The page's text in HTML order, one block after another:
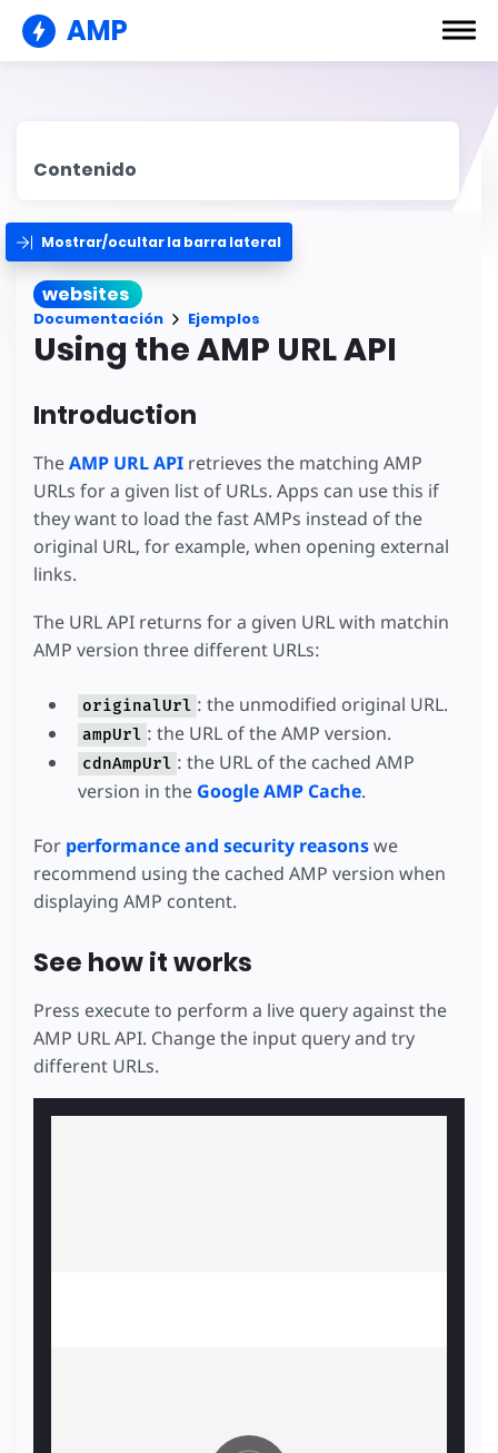
AMP
Contenido
Mostrar/ocultar la barra lateral
websites
Documentación Ejemplos
Using the AMP URL API
Introduction
TheAMP URL API retrieves the matching AMP
URLs for a given list of URLs. Apps can use this if
they want to load the fast AMPs instead of the
original URL, for example, when opening external
links.
The URL API returns for a given URL with matchin
AMP version three different URLs:
originalUrl : the unmodified original URL.
ampUrl : the URL of the AMP version.
cdnAmpUrl : the URL of the cached AMP
version in the Google AMP Cache.
For performance and security reasonswe
recommend using the cached AMP version when
displaying AMP content.
See how it works
Press execute to perform a live query against the
AMP URL API. Change the input query and try
different URLs.